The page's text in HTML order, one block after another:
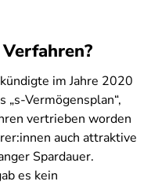
im Jahre 2020
„s-Vermögensplan“,
vertrieben worden
auch attraktive
Spardauer.
es kein